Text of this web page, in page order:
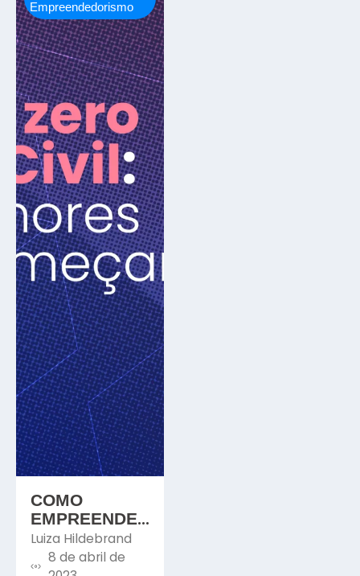
Empreendedorismo
COMO
EMPREENDER
DO ZERO NA
ENGENHARIA
Luiza Hildebrand
8 de abril de